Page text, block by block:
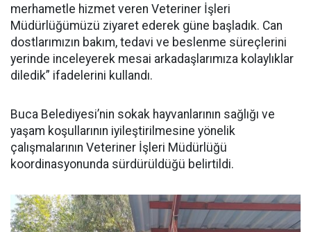
merhametle hizmet veren Veteriner İşleri
Müdürlüğümüzü ziyaret ederek güne başladık. Can
dostlarımızın bakım, tedavi ve beslenme süreçlerini
yerinde inceleyerek mesai arkadaşlarımıza kolaylıklar
diledik” ifadelerini kullandı.
Buca Belediyesi’nin sokak hayvanlarının sağlığı ve
yaşam koşullarının iyileştirilmesine yönelik
çalışmalarının Veteriner İşleri Müdürlüğü
koordinasyonunda sürdürüldüğü belirtildi.